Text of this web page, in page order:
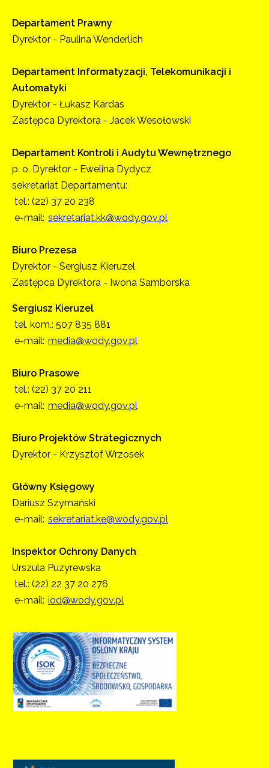
Departament Prawny
Dyrektor - Paulina Wenderlich
Departament Informatyzacji, Telekomunikacji i
Automatyki
Dyrektor - Łukasz Kardas
Zastępca Dyrektora - Jacek Wesołowski
Departament Kontroli i Audytu Wewnętrznego
p. o. Dyrektor - Ewelina Dydycz
sekretariat Departamentu:
tel.: (22) 37 20 238
e-mail: sekretariat.kk@wody.gov.pl
Biuro Prezesa
Dyrektor - Sergiusz Kieruzel
Zastępca Dyrektora - Iwona Samborska
Sergiusz Kieruzel
tel. kom.: 507 835 881
e-mail: media@wody.gov.pl
Biuro Prasowe
tel.: (22) 37 20 211
e-mail: media@wody.gov.pl
Biuro Projektów Strategicznych
Dyrektor - Krzysztof Wrzosek
Główny Księgowy
Dariusz Szymański
e-mail: sekretariat.ke@wody.gov.pl
Inspektor Ochrony Danych
Urszula Puzyrewska
tel.: (22) 22 37 20 276
e-mail: iod@wody.gov.pl